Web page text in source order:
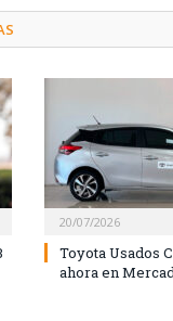
20/07/2026
Toyota Usados
ahora en